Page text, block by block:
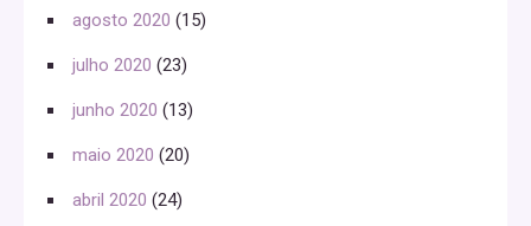
agosto 2020 (15)
julho 2020 (23)
junho 2020 (13)
maio 2020 (20)
abril 2020 (24)